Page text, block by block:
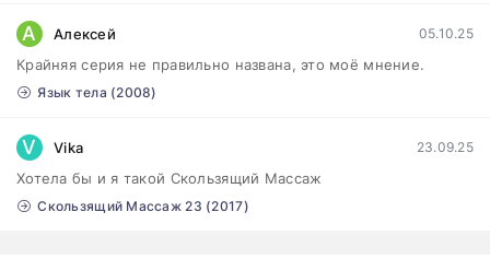
1 сезон
Драма
А Алексей 05.10.25
Крайняя серия не правильно названа, это моё мнение.
Язык тела (2008)
V Vika 23.09.25
Хотела бы и я такой Скользящий Массаж
Скользящий Массаж 23 (2017)